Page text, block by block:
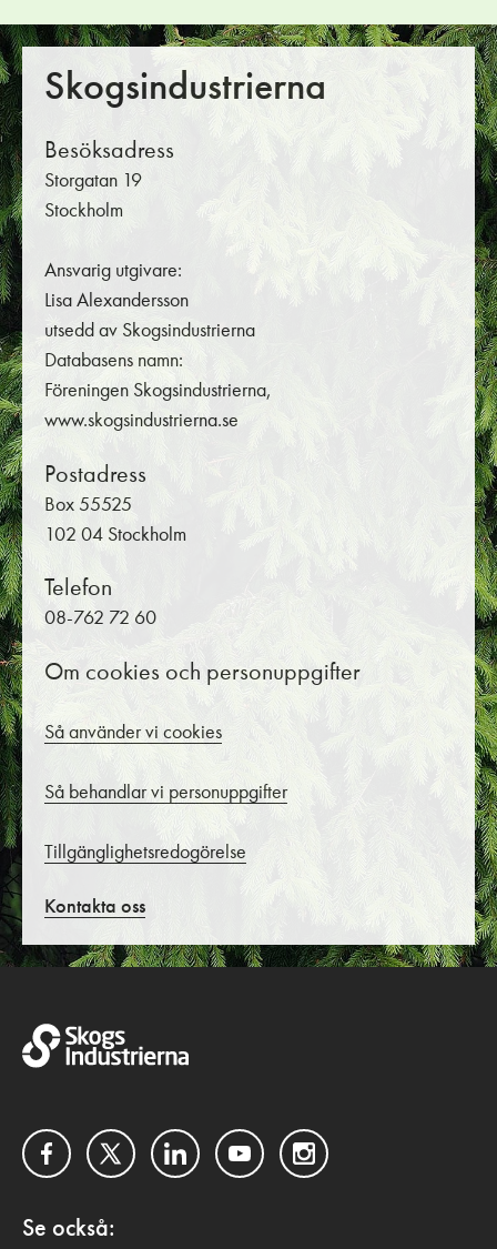
Skogsindustrierna
Besöksadress
Storgatan 19
Stockholm
Ansvarig utgivare:
Lisa Alexandersson
utsedd av Skogsindustrierna
Databasens namn:
Föreningen Skogsindustrierna,
www.skogsindustrierna.se
Postadress
Box 55525
102 04 Stockholm
Telefon
08-762 72 60
Om cookies och personuppgifter
Så använder vi cookies
Så behandlar vi personuppgifter
Tillgänglighetsredogörelse
Kontakta oss
FacebookTwitterLinkedInYouTubeInstagram
Se också: